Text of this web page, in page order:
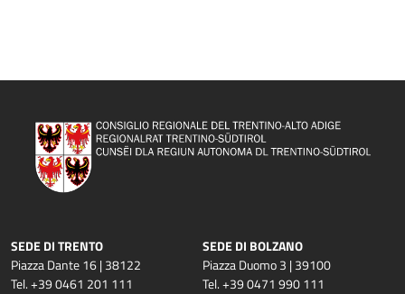
SEDE DI TRENTO
Piazza Dante 16 | 38122
Tel. +39 0461 201 111
SEDE DI BOLZANO
Piazza Duomo 3 | 39100
Tel. +39 0471 990 111